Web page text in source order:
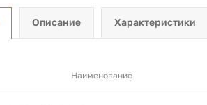
Описание Характеристики
Наименование